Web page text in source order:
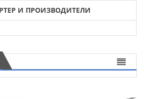
И ПРОИЗВОДИТЕЛИ